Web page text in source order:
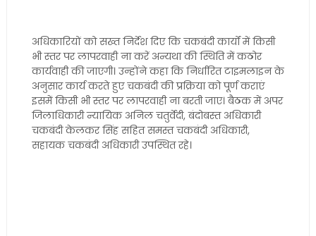
अधिकारियों को सख्त निर्देश दिए कि चकबंदी कार्यों में किसी
भी स्तर पर लापरवाही ना करें अन्यथा की स्थिति में कठोर
कार्यवाही की जाएगी। उन्होंने कहा कि निर्धारित टाइमलाइन के
अनुसार कार्य करते हुए चकबंदी की प्रक्रिया को पूर्ण कराएं
इसमें किसी भी स्तर पर लापरवाही ना बरती जाए। बैठक में अपर
जिलाधिकारी न्यायिक अनिल चतुर्वेदी, बंदोबस्त अधिकारी
चकबंदी केलकर सिंह सहित समस्त चकबंदी अधिकारी,
सहायक चकबंदी अधिकारी उपस्थित रहे।